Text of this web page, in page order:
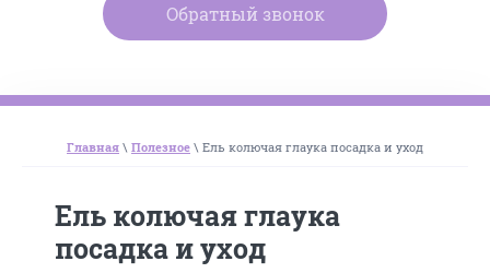
Обратный звонок
Главная \ Полезное \ Ель колючая глаука посадка и уход
Ель колючая глаука
посадка и уход